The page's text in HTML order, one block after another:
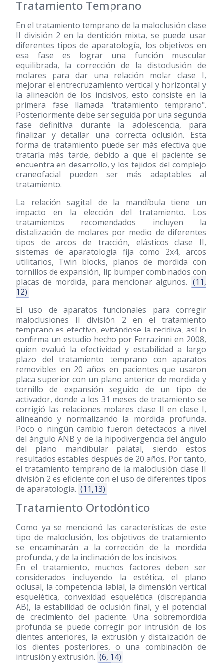
Tratamiento Temprano
En el tratamiento temprano de la maloclusión clase
II división 2 en la dentición mixta, se puede usar
diferentes tipos de aparatología, los objetivos en
esa fase es lograr una función muscular
equilibrada, la corrección de la distoclusión de
molares para dar una relación molar clase I,
mejorar el entrecruzamiento vertical y horizontal y
la alineación de los incisivos, esto consiste en la
primera fase llamada "tratamiento temprano".
Posteriormente debe ser seguida por una segunda
fase definitiva durante la adolescencia, para
finalizar y detallar una correcta oclusión. Esta
forma de tratamiento puede ser más efectiva que
tratarla más tarde, debido a que el paciente se
encuentra en desarrollo, y los tejidos del complejo
craneofacial pueden ser más adaptables al
tratamiento.
La relación sagital de la mandíbula tiene un
impacto en la elección del tratamiento. Los
tratamientos recomendados incluyen la
distalización de molares por medio de diferentes
tipos de arcos de tracción, elásticos clase II,
sistemas de aparatología fija como 2x4, arcos
utilitarios, Twin blocks, planos de mordida con
tornillos de expansión, lip bumper combinados con
placas de mordida, para mencionar algunos. (11,
12)
El uso de aparatos funcionales para corregir
maloclusiones II división 2 en el tratamiento
temprano es efectivo, evitándose la recidiva, así lo
confirma un estudio hecho por Ferrazinni en 2008,
quien evaluó la efectividad y estabilidad a largo
plazo del tratamiento temprano con aparatos
removibles en 20 años en pacientes que usaron
placa superior con un plano anterior de mordida y
tornillo de expansión seguido de un tipo de
activador, donde a los 31 meses de tratamiento se
corrigió las relaciones molares clase II en clase I,
alineando y normalizando la mordida profunda.
Poco o ningún cambio fueron detectados a nivel
del ángulo ANB y de la hipodivergencia del ángulo
del plano mandibular palatal, siendo estos
resultados estables después de 20 años. Por tanto,
el tratamiento temprano de la maloclusión clase II
división 2 es eficiente con el uso de diferentes tipos
de aparatología. (11,13)
Tratamiento Ortodóntico
Como ya se mencionó las características de este
tipo de maloclusión, los objetivos de tratamiento
se encaminarán a la corrección de la mordida
profunda, y de la inclinación de los incisivos.
En el tratamiento, muchos factores deben ser
considerados incluyendo la estética, el plano
oclusal, la competencia labial, la dimensión vertical
esquelética, convexidad esquelética (discrepancia
AB), la estabilidad de oclusión final, y el potencial
de crecimiento del paciente. Una sobremordida
profunda se puede corregir por intrusión de los
dientes anteriores, la extrusión y distalización de
los dientes posteriores, o una combinación de
intrusión y extrusión. (6, 14)